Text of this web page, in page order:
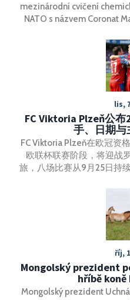
mezinárodní cvičení
NATO s názvem Coronat
Spojených států. Akce
chemické obrany NATO
lis,
FC Viktoria Plzeň公
手、日期与
FC Viktoria Plzeň在欧冠资
欧联杯联赛阶段，将迎战
旅，八场比赛从9月25日持
říj,
Mongolský prezident
hříbě koně
Mongolský prezident